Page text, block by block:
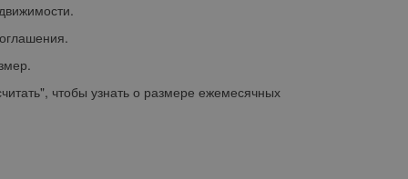
чтобы узнать о размере ежемесячных